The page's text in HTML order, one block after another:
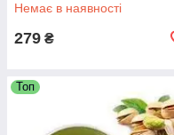
Немає в наявності
279 ₴
Топ